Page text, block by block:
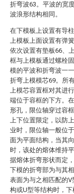
折弯波63。平波的宽
波浪形结构相同。
在下模板上设置有导
上模板上面设置有弹
依次设置有垫板66、
框与上模板通过螺栓
模的平波和折弯波一
折弯上模模芯69。所
上模芯容置框对其进
端位于容框的下方。
形孔，限位轴穿过容
上下位置限定，以防
业时，限位轴一般位
面为平面结构，当其
时，该处的熔体维持
据熔体折弯形状而定
下模的折弯部为与其
表面为与之相匹配的
构或U型等结构时，